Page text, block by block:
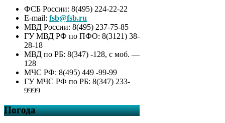
ФСБ России: 8(495) 224-22-22
E-mail: fsb@fsb.ru
МВД России: 8(495) 237-75-85
ГУ МВД РФ по ПФО: 8(3121) 38-
28-18
МВД по РБ: 8(347) -128, с моб. —
128
МЧС РФ: 8(495) 449 -99-99
ГУ МЧС РФ по РБ: 8(347) 233-
9999
Погода